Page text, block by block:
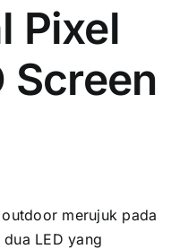
Pixel
Screen
merujuk раdа
LED уаng